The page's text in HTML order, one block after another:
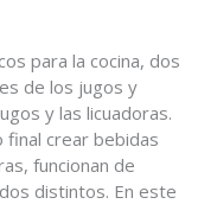
para la cocina, dos
de los jugos y
y las licuadoras.
final crear bebidas
funcionan de
distintos. En este